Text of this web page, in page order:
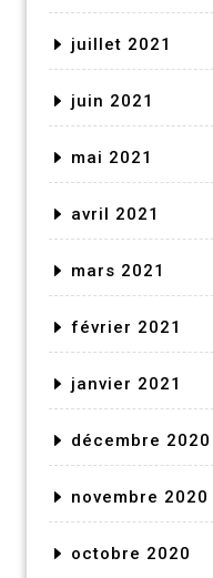
juillet 2021
juin 2021
mai 2021
avril 2021
mars 2021
février 2021
janvier 2021
décembre 2020
novembre 2020
octobre 2020